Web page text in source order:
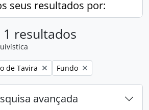
seus resultados por:
resultados
de Tavira Remover filtro:
Fundo
avançada